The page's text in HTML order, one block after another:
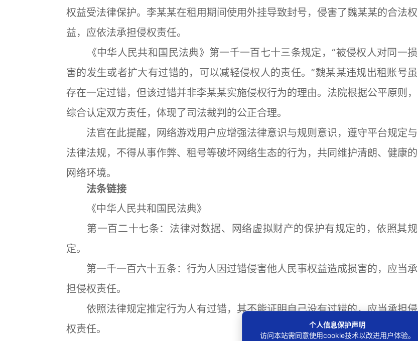
权益受法律保护。李某某在租用期间使用外挂导致封号，侵害了魏某某的合法权
益，应依法承担侵权责任。
《中华人民共和国民法典》第一千一百七十三条规定，“被侵权人对同一损
害的发生或者扩大有过错的，可以减轻侵权人的责任。”魏某某违规出租账号虽
存在一定过错，但该过错并非李某某实施侵权行为的理由。法院根据公平原则，
综合认定双方责任，体现了司法裁判的公正合理。
法官在此提醒，网络游戏用户应增强法律意识与规则意识，遵守平台规定与
法律法规，不得从事作弊、租号等破坏网络生态的行为，共同维护清朗、健康的
网络环境。
法条链接
《中华人民共和国民法典》
第一百二十七条：法律对数据、网络虚拟财产的保护有规定的，依照其规
定。
第一千一百六十五条：行为人因过错侵害他人民事权益造成损害的，应当承
担侵权责任。
依照法律规定推定行为人有过错，其不能证明自己没有过错的，应当承担侵
权责任。
个人信息保护声明
访问本站需同意使用cookie技术以改进用户体验。